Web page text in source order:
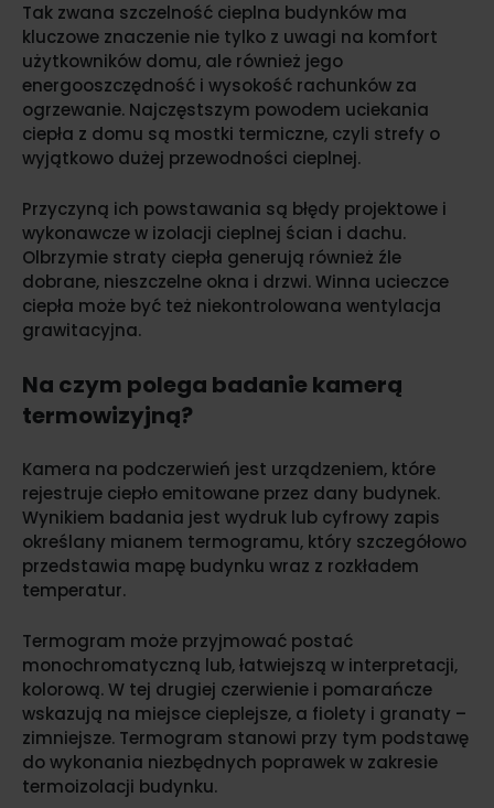
Tak zwana szczelność cieplna budynków ma
kluczowe znaczenie nie tylko z uwagi na komfort
użytkowników domu, ale również jego
energooszczędność i wysokość rachunków za
ogrzewanie. Najczęstszym powodem uciekania
ciepła z domu są mostki termiczne, czyli strefy o
wyjątkowo dużej przewodności cieplnej.
Przyczyną ich powstawania są błędy projektowe i
wykonawcze w izolacji cieplnej ścian i dachu.
Olbrzymie straty ciepła generują również źle
dobrane, nieszczelne okna i drzwi. Winna ucieczce
ciepła może być też niekontrolowana wentylacja
grawitacyjna.
Na czym polega badanie kamerą
termowizyjną?
Kamera na podczerwień jest urządzeniem, które
rejestruje ciepło emitowane przez dany budynek.
Wynikiem badania jest wydruk lub cyfrowy zapis
określany mianem termogramu, który szczegółowo
przedstawia mapę budynku wraz z rozkładem
temperatur.
Termogram może przyjmować postać
monochromatyczną lub, łatwiejszą w interpretacji,
kolorową. W tej drugiej czerwienie i pomarańcze
wskazują na miejsce cieplejsze, a fiolety i granaty –
zimniejsze. Termogram stanowi przy tym podstawę
do wykonania niezbędnych poprawek w zakresie
termoizolacji budynku.